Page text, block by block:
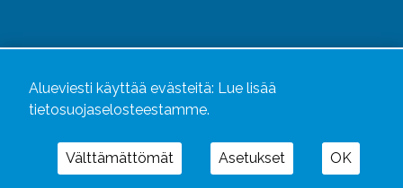
Alueviesti käyttää evästeitä: Lue lisää
tietosuojaselosteestamme.
Välttämättömät Asetukset OK